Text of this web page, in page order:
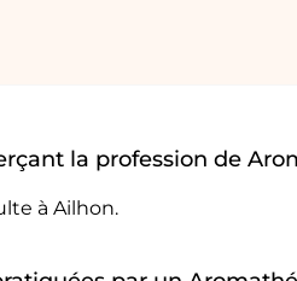
la profession de
à Ailhon.